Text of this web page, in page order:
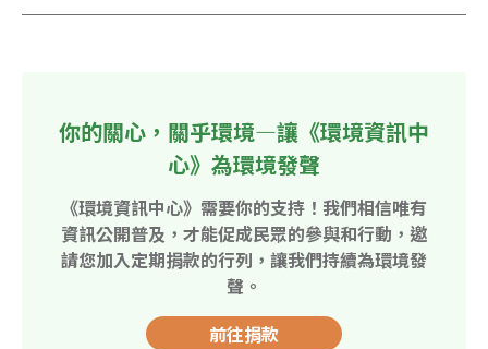
你的關心，關乎環境—讓《環境資訊中
心》為環境發聲
《環境資訊中心》需要你的支持！我們相信唯有
資訊公開普及，才能促成民眾的參與和行動，邀
請您加入定期捐款的行列，讓我們持續為環境發
聲。
前往捐款